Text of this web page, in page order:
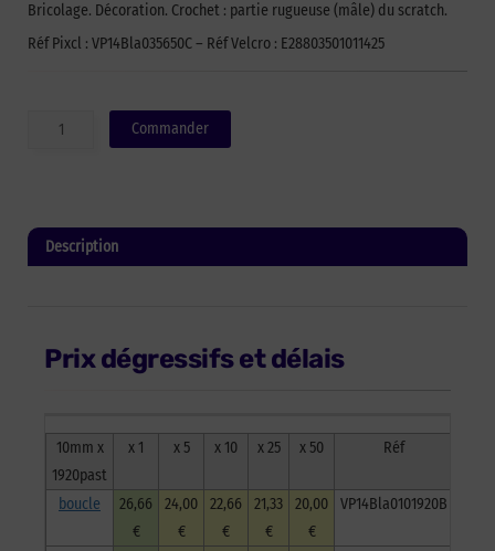
Bricolage. Décoration. Crochet : partie rugueuse (mâle) du scratch.
Réf Pixcl : VP14Bla035650C – Réf Velcro : E28803501011425
quantité
VELCOIN®
Blanc
650past
crochet
Commander
Description
Prix dégressifs et délais
10mm x
1920past
x 1 x 5 x 10 x 25 x 50 Réf
boucle
26,66
€
24,00
€
22,66
€
21,33
€
20,00
€
VP14Bla0101920B